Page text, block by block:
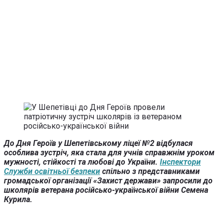
До Дня Героїв у Шепетівському ліцеї №2 відбулася
особлива зустріч, яка стала для учнів справжнім уроком
мужності, стійкості та любові до України. Інспектори
Служби освітньої безпеки спільно з представниками
громадської організації «Захист держави» запросили до
школярів ветерана російсько-української війни Семена
Курила.